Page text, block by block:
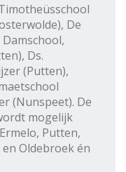
De
Ds.
(Putten),
(Nunspeet). De
mogelijk
Putten,
Oldebroek én